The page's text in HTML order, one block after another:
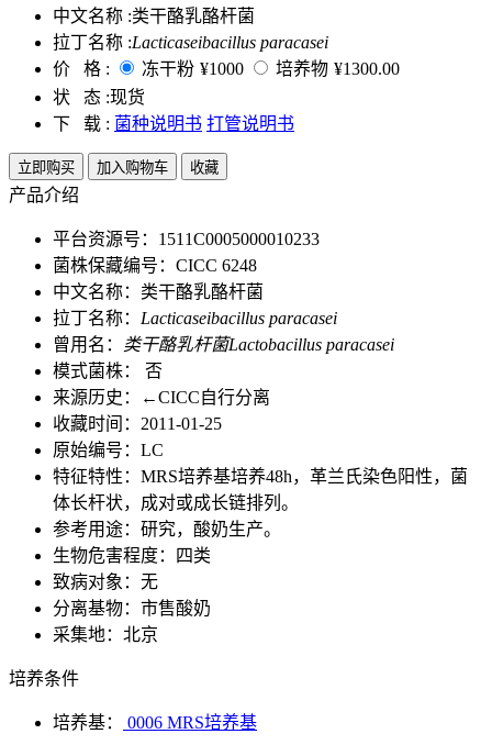
中文名称 :类干酪乳酪杆菌
拉丁名称 :Lacticaseibacillus paracasei
价 格 :
冻干粉 ¥1000 培养物 ¥1300.00
状 态 :现货
下 载 : 菌种说明书 打管说明书
立即购买 加入购物车 收藏
产品介绍
平台资源号：1511C0005000010233
菌株保藏编号：CICC 6248
中文名称：类干酪乳酪杆菌
拉丁名称： Lacticaseibacillus paracasei
曾用名：
类干酪乳杆菌Lactobacillus paracasei
模式菌株： 否
来源历史：←CICC自行分离
收藏时间：2011-01-25
原始编号：LC
特征特性：MRS培养基培养48h，革兰氏染色阳性，菌
体长杆状，成对或成长链排列。
参考用途：研究，酸奶生产。
生物危害程度：四类
致病对象：无
分离基物：市售酸奶
采集地：北京
培养条件
培养基：
0006 MRS培养基